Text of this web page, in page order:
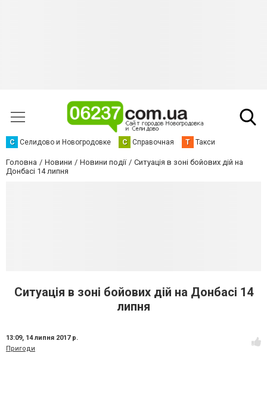
С Селидово и Новогродовке С Справочная Т Такси
Головна Новини Новини події
Ситуація в зоні бойових дій на
Донбасі 14 липня
Ситуація в зоні бойових дій на Донбасі 14
липня
13:09, 14 липня 2017 р.
Пригоди